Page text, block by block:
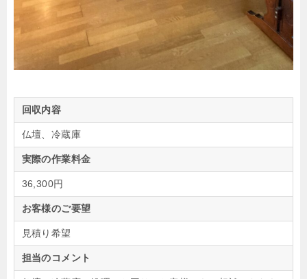
回収内容
仏壇、冷蔵庫
実際の作業料金
36,300円
お客様のご要望
見積り希望
担当のコメント